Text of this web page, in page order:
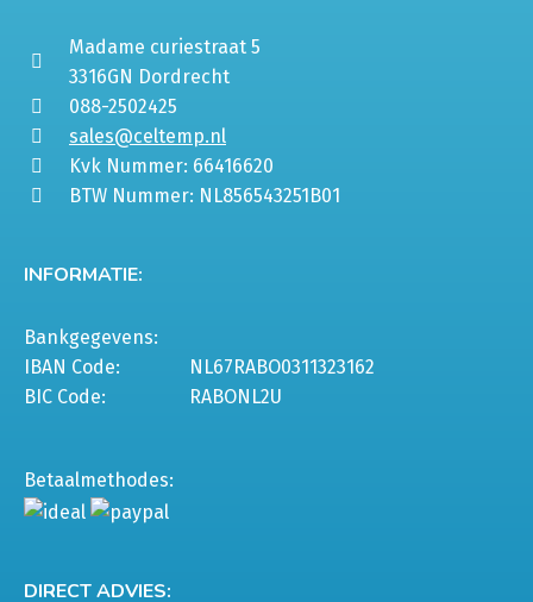
Madame curiestraat 5
3316GN Dordrecht
088-2502425
sales@celtemp.nl
Kvk Nummer: 66416620
BTW Nummer: NL856543251B01
INFORMATIE:
Bankgegevens:
IBAN Code:
NL67RABO0311323162
BIC Code:
RABONL2U
Betaalmethodes:
DIRECT ADVIES: